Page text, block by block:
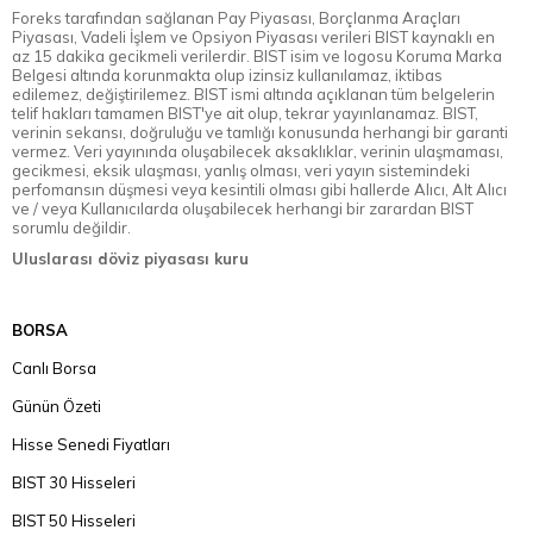
Foreks tarafından sağlanan Pay Piyasası, Borçlanma Araçları
Piyasası, Vadeli İşlem ve Opsiyon Piyasası verileri BIST kaynaklı en
az 15 dakika gecikmeli verilerdir. BIST isim ve logosu Koruma Marka
Belgesi altında korunmakta olup izinsiz kullanılamaz, iktibas
edilemez, değiştirilemez. BIST ismi altında açıklanan tüm belgelerin
telif hakları tamamen BIST'ye ait olup, tekrar yayınlanamaz. BIST,
verinin sekansı, doğruluğu ve tamlığı konusunda herhangi bir garanti
vermez. Veri yayınında oluşabilecek aksaklıklar, verinin ulaşmaması,
gecikmesi, eksik ulaşması, yanlış olması, veri yayın sistemindeki
perfomansın düşmesi veya kesintili olması gibi hallerde Alıcı, Alt Alıcı
ve / veya Kullanıcılarda oluşabilecek herhangi bir zarardan BIST
sorumlu değildir.
Uluslarası döviz piyasası kuru
BORSA
Canlı Borsa
Günün Özeti
Hisse Senedi Fiyatları
BIST 30 Hisseleri
BIST 50 Hisseleri